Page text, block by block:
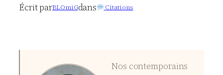
Écrit parBLOmiGdans Citations
Nos contemporains